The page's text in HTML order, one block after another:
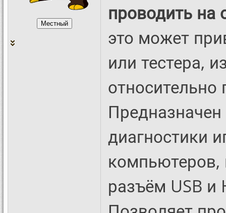
проводить на
это может
или тестера,
диагностики
компьютеров,
разъём USB и